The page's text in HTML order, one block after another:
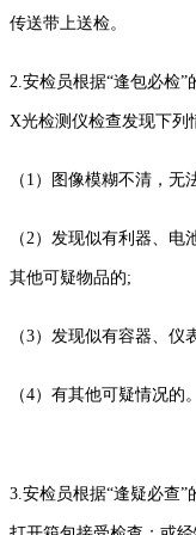
传送带上送检。
2.安检员根据“逢包必检
X光检测仪检查发现下列
（1）图像模糊不清，无
（2）发现似有利器、
其他可疑物品的;
（3）发现似有容器、仪
（4）有其他可疑情况的。
3.安检员根据“逢疑必查